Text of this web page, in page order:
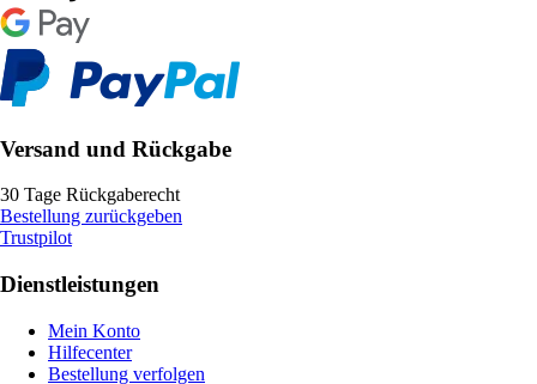
Versand und Rückgabe
30 Tage Rückgaberecht
Bestellung zurückgeben
Trustpilot
Dienstleistungen
Mein Konto
Hilfecenter
Bestellung verfolgen